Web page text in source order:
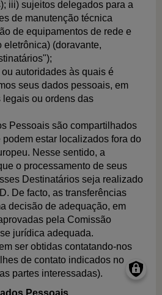
iii) sujeitos delegados para a
de manutenção técnica
de equipamentos de rede e
eletrônica) (doravante,
autoridades às quais é
seus dados pessoais, em
ou ordens das
Pessoais são compartilhados
estar localizados fora do
Nesse sentido, a
o processamento de seus
Destinatários seja realizado
De facto, as transferências
decisão de adequação, em
pela Comissão
jurídica adequada.
ser obtidas contatando-nos
de contato indicados no
partes interessadas).
Pessoais